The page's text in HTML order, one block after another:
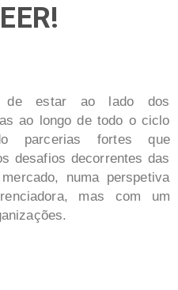
de estar ao lado dos
ao longo de todo o ciclo
parcerias fortes que
desafios decorrentes das
numa perspetiva
mas com um